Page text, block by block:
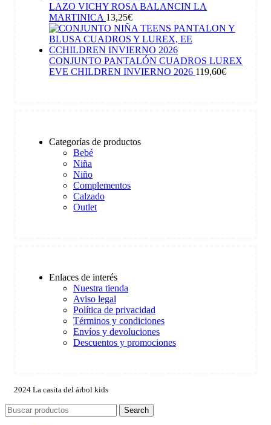
LAZO VICHY ROSA BALANCIN LA
MARTINICA 13,25€
CONJUNTO PANTALÓN CUADROS LUREX
EVE CHILDREN INVIERNO 2026 119,60€
Categorías de productos
Bebé
Niña
Niño
Complementos
Calzado
Outlet
Enlaces de interés
Nuestra tienda
Aviso legal
Política de privacidad
Términos y condiciones
Envíos y devoluciones
Descuentos y promociones
2024 La casita del árbol kids
Search